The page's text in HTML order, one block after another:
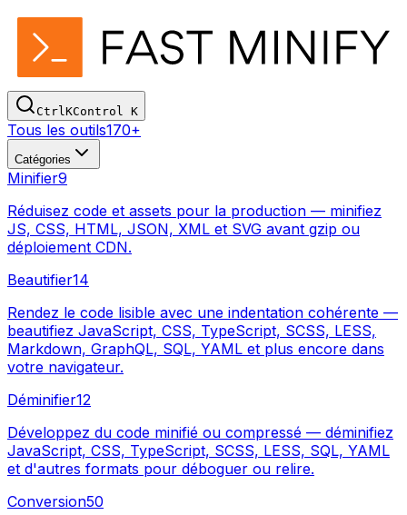
CtrlKControl K
Tous les outils170+
Catégories
Minifier9
Réduisez code et assets pour la production — minifiez
JS, CSS, HTML, JSON, XML et SVG avant gzip ou
déploiement CDN.
Beautifier14
Rendez le code lisible avec une indentation cohérente —
beautifiez JavaScript, CSS, TypeScript, SCSS, LESS,
Markdown, GraphQL, SQL, YAML et plus encore dans
votre navigateur.
Déminifier12
Développez du code minifié ou compressé — déminifiez
JavaScript, CSS, TypeScript, SCSS, LESS, SQL, YAML
et d'autres formats pour déboguer ou relire.
Conversion50